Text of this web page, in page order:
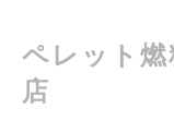
ペレット
店